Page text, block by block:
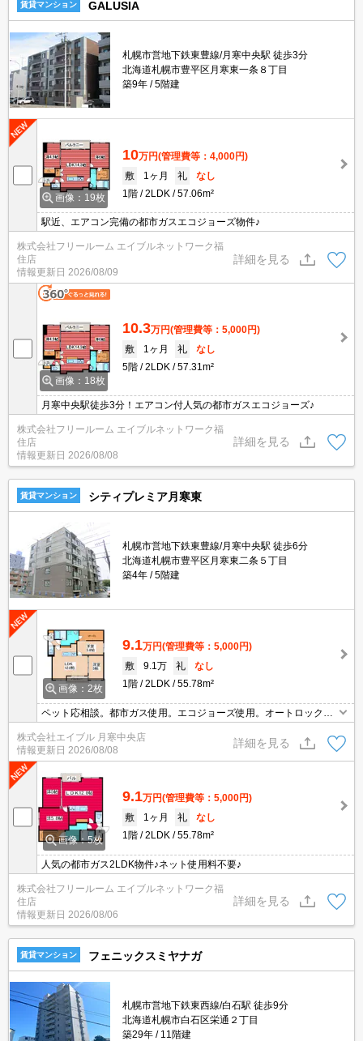
賃貸マンション GALUSIA
札幌市営地下鉄東豊線/月寒中央駅 徒歩3分
北海道札幌市豊平区月寒東一条８丁目
築9年
5階建
画像：19枚
10万円(管理費等：4,000円)
敷
1ヶ月 礼
なし
1階
2LDK 57.06m²
駅近、エアコン完備の都市ガスエコジョーズ物件♪
株式会社フリールーム エイブルネットワーク福
住店
情報更新日 2026/08/09
詳細を見る
画像：18枚
10.3万円(管理費等：5,000円)
敷
1ヶ月 礼
なし
5階
2LDK 57.31m²
月寒中央駅徒歩3分！エアコン付人気の都市ガスエコジョーズ♪
株式会社フリールーム エイブルネットワーク福
住店
情報更新日 2026/08/08
詳細を見る
賃貸マンション シティプレミア月寒東
札幌市営地下鉄東豊線/月寒中央駅 徒歩6分
北海道札幌市豊平区月寒東二条５丁目
築4年
5階建
画像：2枚
9.1万円(管理費等：5,000円)
敷
9.1万 礼
なし
1階
2LDK 55.78m²
ペット応相談。都市ガス使用。エコジョーズ使用。オートロック。
TVインターホン付き。クーラー1基付き。追焚。退去時、ルームク
リーニング料金44,000円。退去時、エアコン洗浄代16,500円。
株式会社エイブル 月寒中央店
情報更新日 2026/08/08
詳細を見る
画像：5枚
9.1万円(管理費等：5,000円)
敷
1ヶ月 礼
なし
1階
2LDK 55.78m²
人気の都市ガス2LDK物件♪ネット使用料不要♪
株式会社フリールーム エイブルネットワーク福
住店
情報更新日 2026/08/06
詳細を見る
賃貸マンション フェニックスミヤナガ
札幌市営地下鉄東西線/白石駅 徒歩9分
北海道札幌市白石区栄通２丁目
築29年
11階建